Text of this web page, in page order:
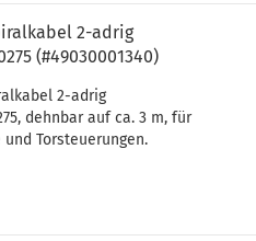
2-​adrig
(#49030001340)
2-​adrig
dehn­bar auf ca. 3 m, für
Tor­steue­run­gen.